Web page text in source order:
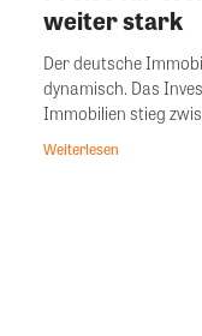
weiter stark
Der deutsche
dynamisch. Das
Immobilien stieg
Weiterlesen